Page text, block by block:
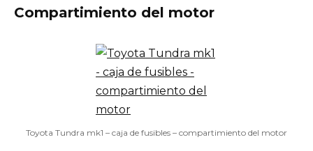
Compartimiento del motor
Toyota Tundra mk1 – caja de fusibles – compartimiento del motor